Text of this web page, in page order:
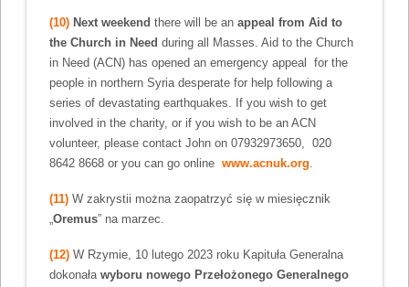
(10) Next weekend there will be an appeal from Aid to
the Church in Need during all Masses. Aid to the Church
in Need (ACN) has opened an emergency appeal for the
people in northern Syria desperate for help following a
series of devastating earthquakes. If you wish to get
involved in the charity, or if you wish to be an ACN
volunteer, please contact John on 07932973650, 020
8642 8668 or you can go online www.acnuk.org
(11) W zakrystii można zaopatrzyć się w miesięcznik
„Oremus” na marzec.
(12) W Rzymie, 10 lutego 2023 roku Kapituła Generalna
dokonała wyboru nowego Przełożonego Generalnego